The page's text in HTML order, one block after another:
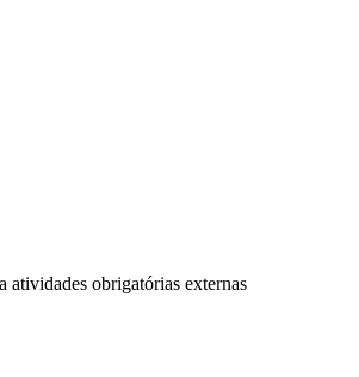
obrigatórias externas